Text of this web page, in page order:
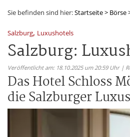
Sie befinden sind hier:Startseite> Börse
Salzburg, Luxushotels
Salzburg:
Veröffentlicht am: 18.10.2025 um 20:59 Uhr |
Das Hotel Schloss
die Salzburger